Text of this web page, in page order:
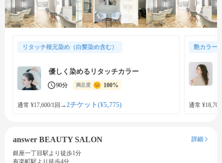
リタッチ根元染め（白髪染め含む）
優しく染めるリタッチカラー
90分 満足度 100%
通常 ¥17,600/1回 →2チケット(¥5,775)
艶カラー
通常
answer BEAUTY SALON
詳細
銀座一丁目駅より徒歩1分
有楽町駅より徒歩4分